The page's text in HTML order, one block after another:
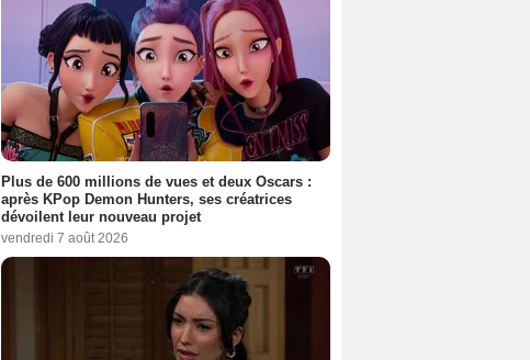
Plus de 600 millions de vues et deux Oscars :
après KPop Demon Hunters, ses créatrices
dévoilent leur nouveau projet
vendredi 7 août 2026